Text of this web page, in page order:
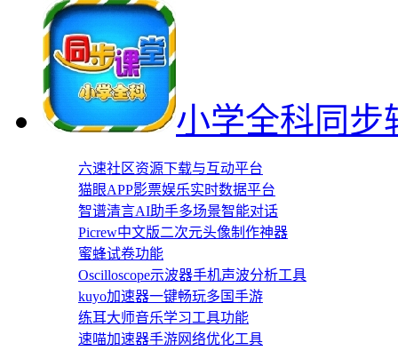
小学全科同步
六速社区资源下载与互动平台
猫眼APP影票娱乐实时数据平台
智谱清言AI助手多场景智能对话
Picrew中文版二次元头像制作神器
蜜蜂试卷功能
Oscilloscope示波器手机声波分析工具
kuyo加速器一键畅玩多国手游
练耳大师音乐学习工具功能
速喵加速器手游网络优化工具